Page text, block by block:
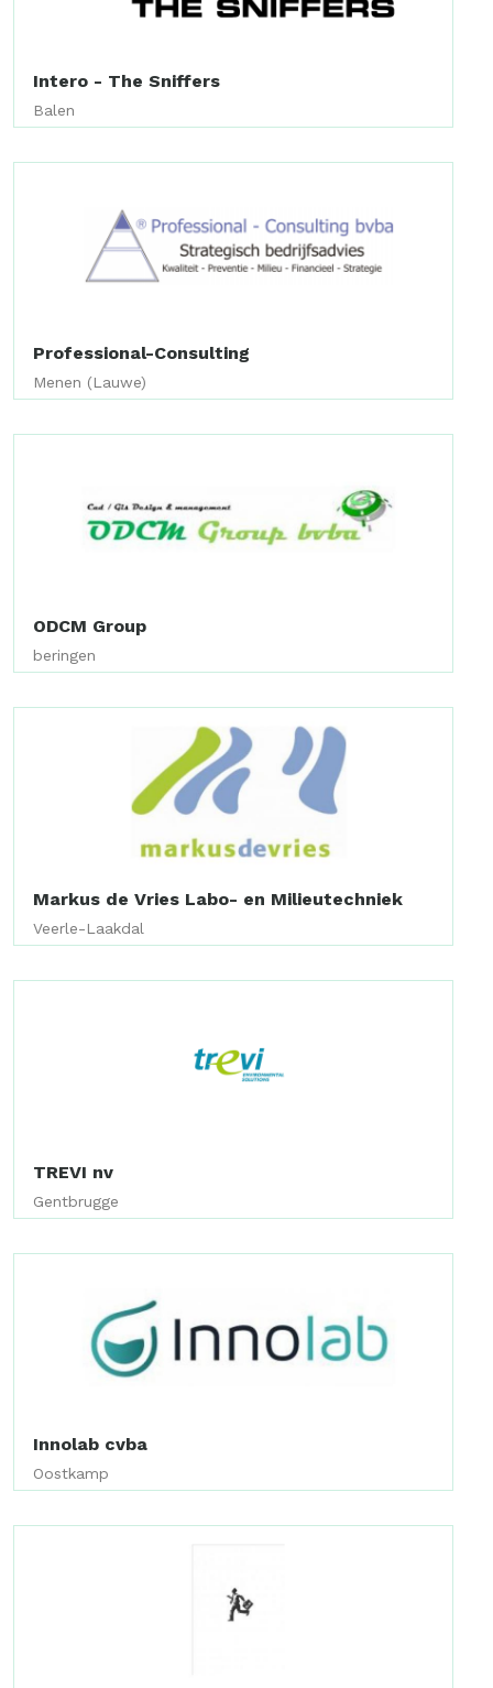
Intero - The Sniffers
Balen
Professional-Consulting
Menen (Lauwe)
ODCM Group
beringen
Markus de Vries Labo- en Milieutechniek
Veerle-Laakdal
TREVI nv
Gentbrugge
Innolab cvba
Oostkamp